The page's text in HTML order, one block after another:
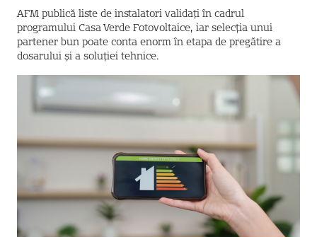
AFM publică liste de instalatori validați în cadrul
programului Casa Verde Fotovoltaice, iar selecția unui
partener bun poate conta enorm în etapa de pregătire a
dosarului și a soluției tehnice.